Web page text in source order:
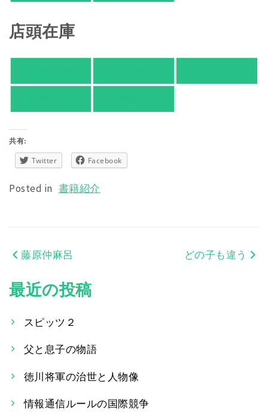
店頭在庫
共有:
Twitter Facebook
Posted in 書籍紹介
投
稿
ビ
ゲ
ー
シ
藤原仲麻呂 どの子も違う
最近の投稿
スピッツ２
父と息子の物語
徳川将軍の治世と人物像
情報通信ルールの国際競争